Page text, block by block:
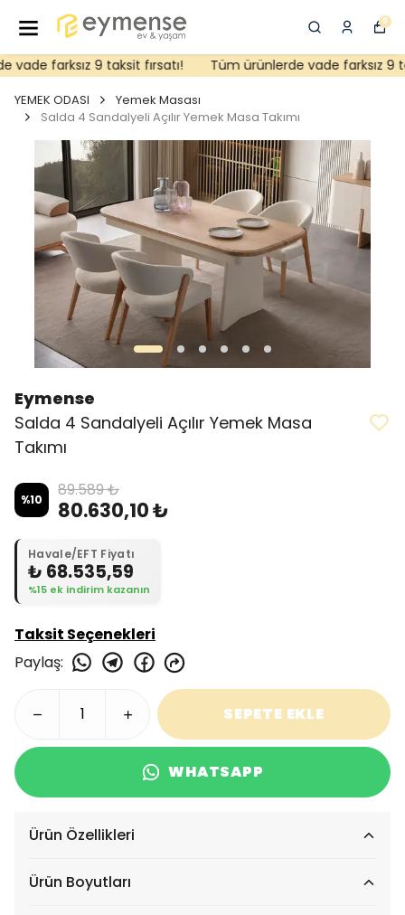
0
farksız 9 taksit fırsatı! Tüm ürünlerde vade farksız 9
YEMEK ODASI
Yemek Masası
Salda 4 Sandalyeli Açılır Yemek Masa Takımı
Eymense
Salda 4 Sandalyeli Açılır Yemek Masa
Takımı
%10 89.589 ₺
80.630,10 ₺
Havale/EFT Fiyatı
₺ 68.535,59
%15 ek indirim kazanın
Taksit Seçenekleri
Paylaş:
SEPETE EKLE
WHATSAPP
Ürün Özellikleri
Ürün Boyutları